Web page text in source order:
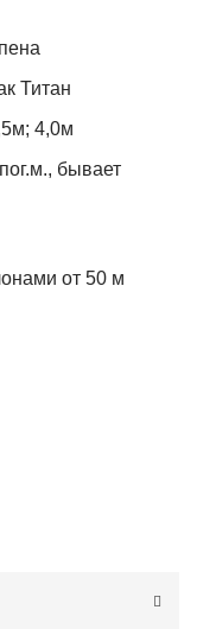
Титан
4,0м
бывает
от 50 м